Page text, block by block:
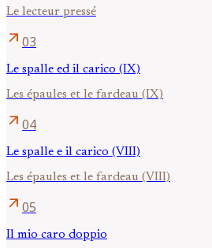
Le lecteur pressé
arrow_outward 03
Le spalle ed il carico (IX)
Les épaules et le fardeau (IX)
arrow_outward 04
Le spalle e il carico (VIII)
Les épaules et le fardeau (VIII)
arrow_outward 05
Il mio caro doppio